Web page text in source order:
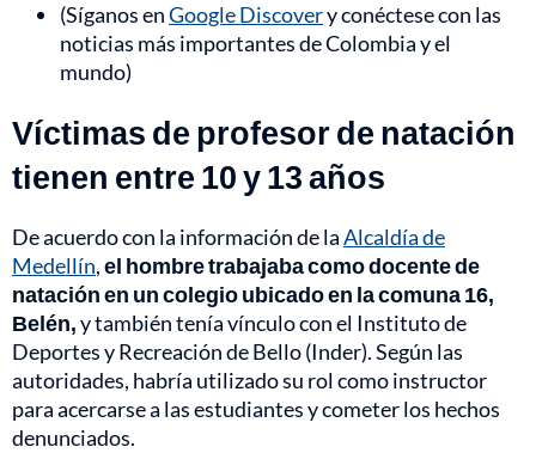
(Síganos enGoogle Discovery conéctese con las
noticias más importantes de Colombia y el
mundo)
Víctimas de profesor de natación
tienen entre 10 y 13 años
De acuerdo con la información de laAlcaldía de
Medellín,el hombre trabajaba como docente de
natación en un colegio ubicado en la comuna 16,
Belén,y también tenía vínculo con el Instituto de
Deportes y Recreación de Bello (Inder). Según las
autoridades, habría utilizado su rol como instructor
para acercarse a las estudiantes y cometer los hechos
denunciados.